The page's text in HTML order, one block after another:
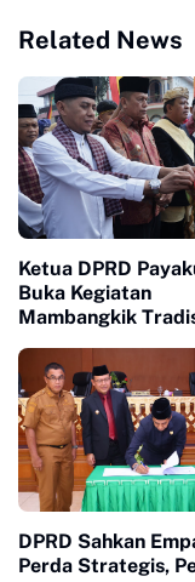
Related News
Ketua DPRD
Buka Kegiatan
Mambangkik
Gadang
DPRD Sahkan
Perda Strategis,